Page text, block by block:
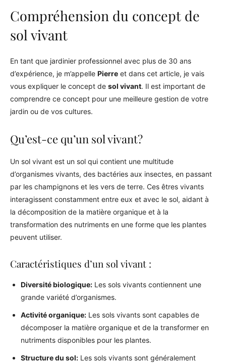
Compréhension du concept de
sol vivant
En tant que jardinier professionnel avec plus de 30 ans
d’expérience, je m’appelle Pierre et dans cet article, je vais
vous expliquer le concept de sol vivant. Il est important de
comprendre ce concept pour une meilleure gestion de votre
jardin ou de vos cultures.
Qu’est-ce qu’un sol vivant?
Un sol vivant est un sol qui contient une multitude
d’organismes vivants, des bactéries aux insectes, en passant
par les champignons et les vers de terre. Ces êtres vivants
interagissent constamment entre eux et avec le sol, aidant à
la décomposition de la matière organique et à la
transformation des nutriments en une forme que les plantes
peuvent utiliser.
Caractéristiques d’un sol vivant :
Diversité biologique: Les sols vivants contiennent une
grande variété d’organismes.
Activité organique: Les sols vivants sont capables de
décomposer la matière organique et de la transformer en
nutriments disponibles pour les plantes.
Structure du sol: Les sols vivants sont généralement